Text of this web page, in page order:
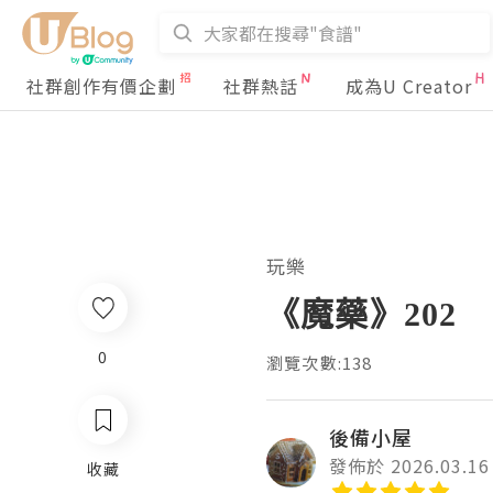
社群創作有價企劃 社群熱話 成為U Creator
玩樂
《魔藥》202
瀏覽次數:138
後備小屋
發佈於 2026.03.16
0
收藏